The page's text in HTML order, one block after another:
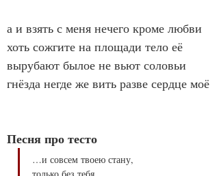
а и взять с меня нечего кроме любви
хоть сожгите на площади тело её
вырубают былое не вьют соловьи
гнёзда негде же вить разве сердце моё
Песня про тесто
…и совсем твоею стану,